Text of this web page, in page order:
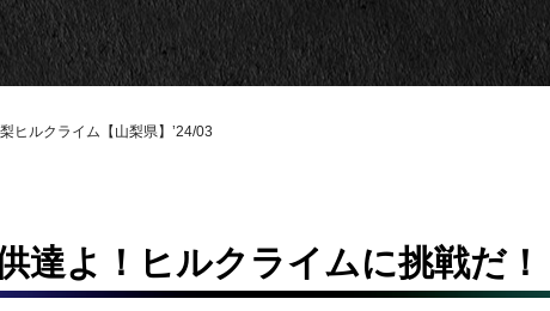
ヒルクライム【山梨県】’24/03
達よ！ヒルクライムに挑戦だ！